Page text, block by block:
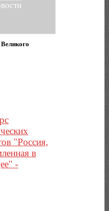
"Россия,
в
-